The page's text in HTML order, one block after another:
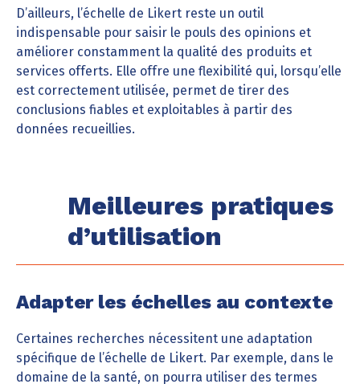
D’ailleurs, l’échelle de Likert reste un outil
indispensable pour saisir le pouls des opinions et
améliorer constamment la qualité des produits et
services offerts. Elle offre une flexibilité qui, lorsqu’elle
est correctement utilisée, permet de tirer des
conclusions fiables et exploitables à partir des
données recueillies.
Meilleures pratiques
d’utilisation
Adapter les échelles au contexte
Certaines recherches nécessitent une adaptation
spécifique de l’échelle de Likert. Par exemple, dans le
domaine de la santé, on pourra utiliser des termes